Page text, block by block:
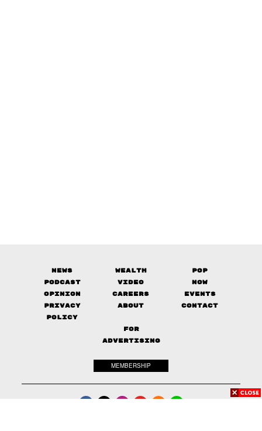
News Wealth
Pop
Podcast
Video
Now
Opinion
Careers
Events
Privacy
Policy
About Contact
FOR
ADVERTISING
MEMBERSHIP